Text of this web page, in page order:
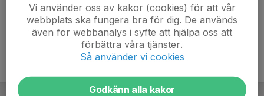
Vi använder oss av kakor (cookies) för att vår
webbplats ska fungera bra för dig. De används
även för webbanalys i syfte att hjälpa oss att
förbättra våra tjänster.
Så använder vi cookies
Godkänn alla kakor